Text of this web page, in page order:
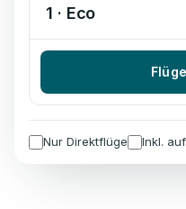
1 · Eco
Nur Direktflüge Inkl.